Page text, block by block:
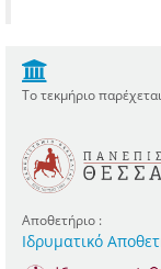
Το τεκμήριο
Αποθετήριο :
Ιδρυματικό